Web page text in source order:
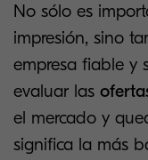
No sólo es
impresión, sino
empresa fiable y
evaluar las
el mercado y
significa la más